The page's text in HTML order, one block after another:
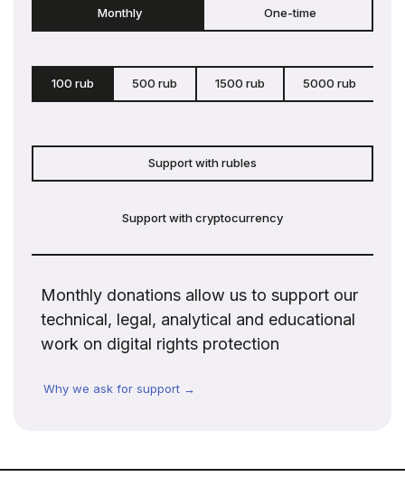
Monthly One-time
100 rub 500 rub 1500 rub 5000 rub
Support with rubles
Support with cryptocurrency
Monthly donations allow us to support our
technical, legal, analytical and educational
work on digital rights protection
Why we ask for support →